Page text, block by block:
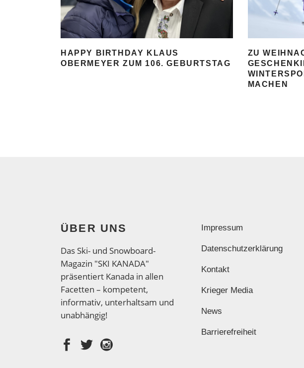
HAPPY BIRTHDAY KLAUS
OBERMEYER ZUM 106. GEBURTSTAG
ZU
MACHEN
ÜBER UNS
Das Ski- und Snowboard-
Magazin "SKI KANADA"
präsentiert Kanada in allen
Facetten – kompetent,
informativ, unterhaltsam und
unabhängig!
Impressum
Datenschutzerklärung
Kontakt
Krieger Media
News
Barrierefreiheit